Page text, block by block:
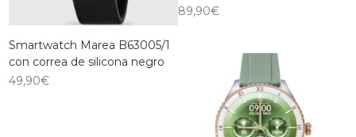
Smartwatch Marea B63005/1
con correa de silicona negro
49,90€
89,90€